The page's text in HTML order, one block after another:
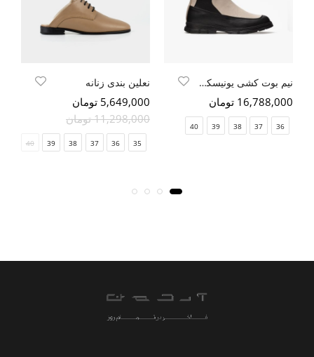
نیم بوت کشی یونیسکس
16,788,000 تومان
36
37
38
39
40
نعلین بندی زنانه
5,649,000 تومان
11,298,000 تومان
35
36
37
38
39
40